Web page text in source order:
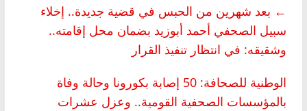
← بعد شهرين من الحبس في قضية جديدة.. إخلاء
سبيل الصحفي أحمد أبوزيد بضمان محل إقامته..
وشقيقه: في انتظار تنفيذ القرار
الوطنية للصحافة: 50 إصابة بكورونا وحالة وفاة
بالمؤسسات الصحفية القومية.. وعزل عشرات